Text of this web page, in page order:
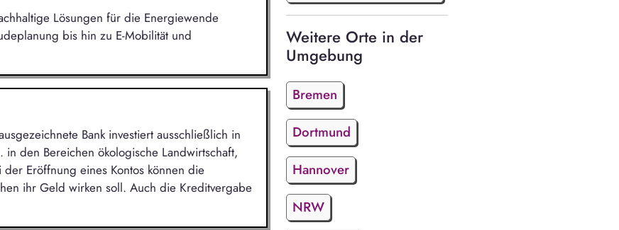
Lösungen für die Energiewende
bis hin zu E-Mobilität und
Bank investiert ausschließlich in
den Bereichen ökologische Landwirtschaft,
Eröffnung eines Kontos können die
ihr Geld wirken soll. Auch die Kreditvergabe
Weitere Orte in der
Umgebung
Bremen
Dortmund
Hannover
NRW